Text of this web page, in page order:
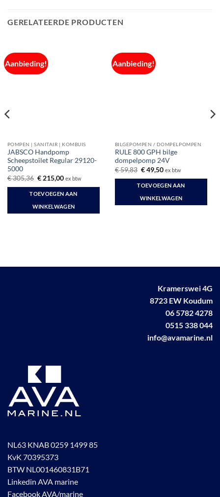
GERELATEERDE PRODUCTEN
Aanbieding!
POMPEN | SANITAIR | KOMBUIS
JABSCO Handpomp
Scheepstoilet Regular 29120-
5000
€305,36 Oorspronkelijke
was:
€ 305,36.
€215,00Huidige
is:
€ 215,00.
ex btw
TOEVOEGEN AAN
WINKELWAGEN
Aanbieding!
BILGEPOMPEN / DOMPELPOMPEN
RULE 800 GPH bilge
dompelpomp 24V
€59,83 Oorspronkelijke
was:
€ 59,83.
€49,50Huidige
is:
€ 49,50.
ex btw
TOEVOEGEN AAN
WINKELWAGEN
Kramerswei 4G
8723 EW Koudum
06 5782 4278
0515 338 044
info@avamarine.nl
NL63 KNAB 0259 1499 85
KvK 70395373
BTW NL001460831B71
Linkedin AVA marine
Facebook AVA/marine